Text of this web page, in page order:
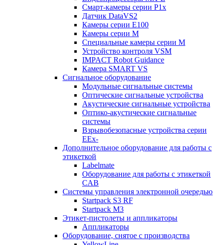
Смарт-камеры серии P1x
Датчик DataVS2
Камеры серии E100
Камеры серии M
Специальные камеры серии M
Устройство контроля VSM
IMPACT Robot Guidance
Камера SMART VS
Cигнальное оборудование
Модульные сигнальные системы
Оптические сигнальные устройства
Акустические сигнальные устройства
Оптико-акустические сигнальные
системы
Взрывобезопасные устройства серии
EEx-
Дополнительное оборудование для работы с
этикеткой
Labelmate
Оборудование для работы с этикеткой
CAB
Системы управления электронной очередью
Startpack S3 RF
Startpack M3
Этикет-пистолеты и аппликаторы
Аппликаторы
Оборудование, снятое с производства